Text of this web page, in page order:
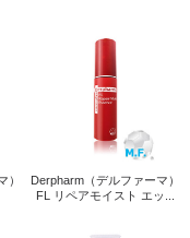
）
Derpharm（デルファーマ）
FL リペアモイスト エッ...